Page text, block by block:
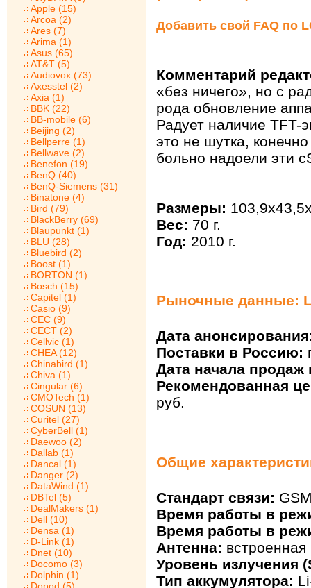
Apple (15)
Arcoa (2)
Ares (7)
Arima (1)
Asus (65)
AT&T (5)
Audiovox (73)
Axesstel (2)
Axia (1)
BBK (22)
BB-mobile (6)
Beijing (2)
Bellperre (1)
Bellwave (2)
Benefon (19)
BenQ (40)
BenQ-Siemens (31)
Binatone (4)
Bird (79)
BlackBerry (69)
Blaupunkt (1)
BLU (28)
Bluebird (2)
Boost (1)
BORTON (1)
Bosch (15)
Capitel (1)
Casio (9)
CEC (9)
CECT (2)
Cellvic (1)
CHEA (12)
Chinabird (1)
Chiva (1)
Cingular (6)
CMOTech (1)
COSUN (13)
Curitel (27)
CyberBell (1)
Daewoo (2)
Dallab (1)
Dancal (1)
Danger (2)
DataWind (1)
DBTel (5)
DealMakers (1)
Dell (10)
Densa (1)
D-Link (1)
Dnet (10)
Docomo (3)
Dolphin (1)
Добавить свой FAQ по
Комментарий
«без ничего», но с
рода обновление
Радует наличие TFT-
это не шутка,
больно надоели эти
Размеры:
Вес: 70 г.
Год: 2010 г.
Рыночные данные:
Дата
Поставки в Россию:
Дата начала продаж
Рекомендованная
руб.
Общие
Стандарт связи:
Время работы в
Время работы в
Антенна: встроенная
Уровень излучения
Тип аккумулятора: